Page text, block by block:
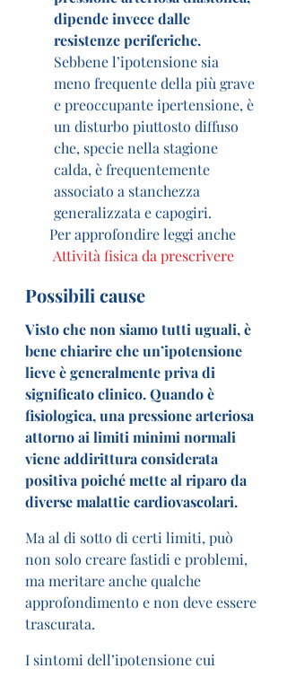
dipende invece dalle
resistenze periferiche.
Sebbene l’ipotensione sia
meno frequente della più grave
e preoccupante ipertensione, è
un disturbo piuttosto diffuso
che, specie nella stagione
calda, è frequentemente
associato a stanchezza
generalizzata e capogiri.
Per approfondire leggi anche
Attività fisica da prescrivere
Possibili cause
Visto che non siamo tutti uguali, è
bene chiarire che un’ipotensione
lieve è generalmente priva di
significato clinico. Quando è
fisiologica, una pressione arteriosa
attorno ai limiti minimi normali
viene addirittura considerata
positiva poiché mette al riparo da
diverse malattie cardiovascolari.
Ma al di sotto di certi limiti, può
non solo creare fastidi e problemi,
ma meritare anche qualche
approfondimento e non deve essere
trascurata.
I sintomi dell’ipotensione cui